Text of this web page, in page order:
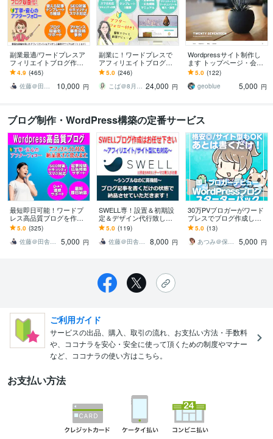
副業最適/ワードプレスア
フィリエイトブログ作り
ます SEO対策/アドセン
ス/アフィリエイト対応/納
品後すぐ使える
4.9 (465)
佐藤＠田舎生活ブロガー
10,000 円
副業に！ワードプレスで
アフィリエイトブログ作
ります SEO対策済・アド
センス対応・有料テーマ
カスタマイズもOK
5.0 (246)
こば＠8月7日～8月16日夏季休業 24,000 円
Wordpressサイト制作し
ます トップページ・会社
概要・お問い合わせフォ
ームの各ページ
5.0 (122)
geoblue
5,000 円
ブログ制作・WordPress構築の定番サービス
最短即日可能！ワードプ
レス高品質ブログを作成
します SEO対策済/アドセ
ンス対応/納品後すぐに記
事投稿が出来ます
5.0 (325)
佐藤＠田舎生活ブロガー
5,000 円
SWELL専！設置＆初期設
定＆デザイン代行致しま
す ブログ初心者歓迎！ア
フィリエイト/無料テーマ
からの移行可能
5.0 (119)
佐藤＠田舎生活ブロガー
8,000 円
30万PVブロガーがワード
プレスでブログ作成しま
す アフィリエイト/副業/サ
イト型OK
5.0 (13)
あつみ＠保育園＆福祉のホームページ屋さん
5,000 円
ご利用ガイド
サービスの出品、購入、取引の流れ、お支払い方法・手数料
や、ココナラを安心・安全に使って頂くための制度やマナー
など、ココナラの使い方はこちら。
お支払い方法